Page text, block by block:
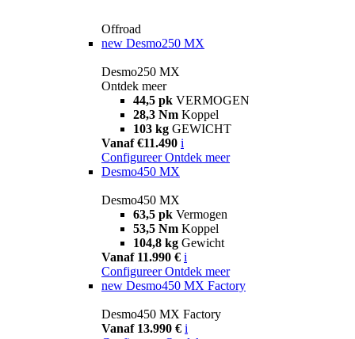
Offroad
new Desmo250 MX
Desmo250 MX
Ontdek meer
44,5 pk VERMOGEN
28,3 Nm Koppel
103 kg GEWICHT
Vanaf €11.490 i
Configureer Ontdek meer
Desmo450 MX
Desmo450 MX
63,5 pk Vermogen
53,5 Nm Koppel
104,8 kg Gewicht
Vanaf 11.990 € i
Configureer Ontdek meer
new Desmo450 MX Factory
Desmo450 MX Factory
Vanaf 13.990 € i